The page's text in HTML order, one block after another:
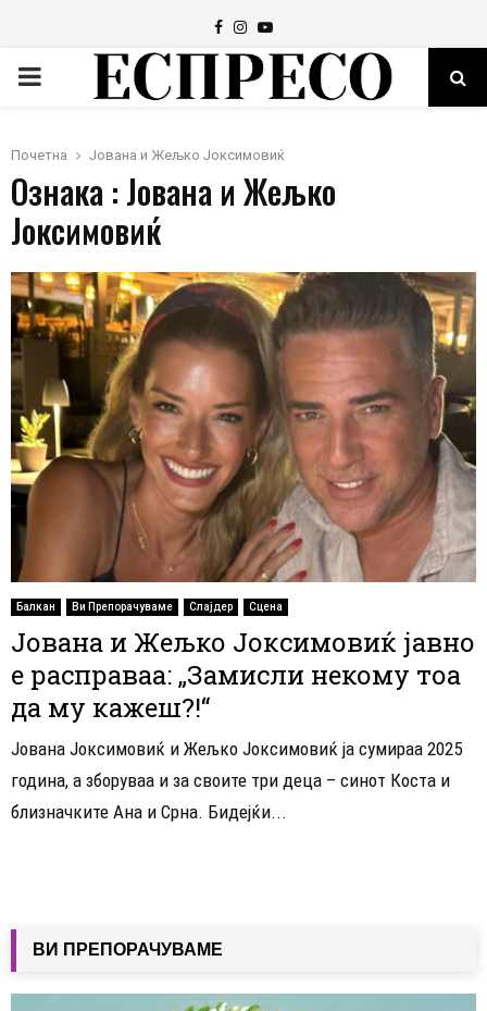
Facebook
Instagram
Youtube
PRIMARY
Почетна Јована и Жељко Јоксимовиќ
Ознака : Јована и Жељко
Јоксимовиќ
Балкан Ви Препорачуваме Слајдер Сцена
Јована и Жељко Јоксимовиќ јавно
е расправаа: „Замисли некому тоа
да му кажеш?!“
Јована Јоксимовиќ и Жељко Јоксимовиќ ја сумираа 2025
година, а зборуваа и за своите три деца – синот Коста и
близначките Ана и Срна. Бидејќи...
ВИ ПРЕПОРАЧУВАМЕ